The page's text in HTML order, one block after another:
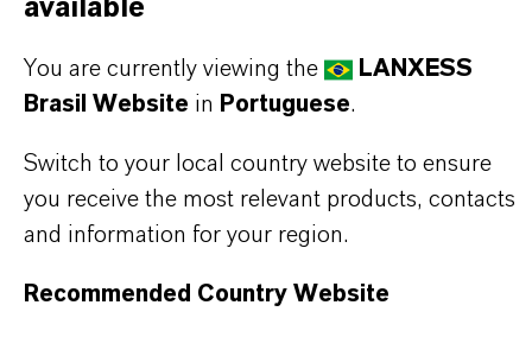
available
You are currently viewing the
LANXESS
Brasil Website in Portuguese.
Switch to your local country website to ensure
you receive the most relevant products, contacts
and information for your region.
Recommended Country Website